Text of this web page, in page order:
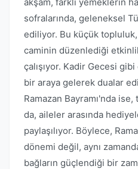
sofralarında, geleneksel
ediliyor. Bu küçük topluluk,
caminin düzenlediği
çalışıyor. Kadir Gecesi
bir araya gelerek dualar
Ramazan Bayramı'nda
da, aileler arasında
paylaşılıyor. Böylece,
dönemi değil, aynı
bağların güçlendiği bir